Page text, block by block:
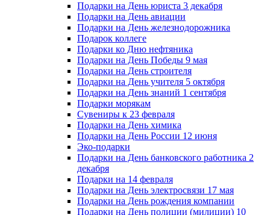
Подарки на День юриста 3 декабря
Подарки на День авиации
Подарки на День железнодорожника
Подарок коллеге
Подарки ко Дню нефтяника
Подарки на День Победы 9 мая
Подарки на День строителя
Подарки на День учителя 5 октября
Подарки на День знаний 1 сентября
Подарки морякам
Сувениры к 23 февраля
Подарки на День химика
Подарки на День России 12 июня
Эко-подарки
Подарки на День банковского работника 2
декабря
Подарки на 14 февраля
Подарки на День электросвязи 17 мая
Подарки на День рождения компании
Подарки на День полиции (милиции) 10